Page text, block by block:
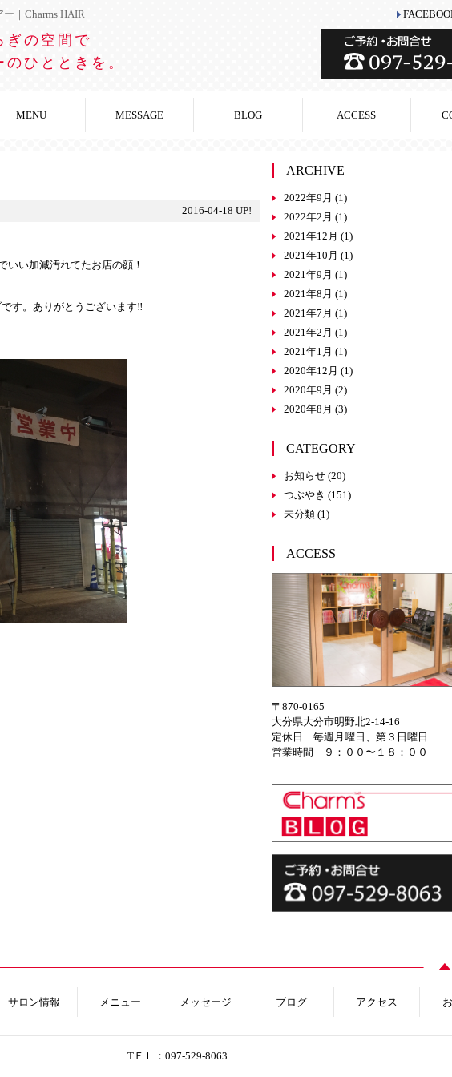
ー｜Charms HAIR
ぎの空間で
ひとときを。
MENU MESSAGE BLOG ACCESS
2016-04-18 UP!
いい加減汚れてたお店の顔！
す。ありがとうございます‼︎
ARCHIVE
2022年9月 (1)
2022年2月 (1)
2021年12月 (1)
2021年10月 (1)
2021年9月 (1)
2021年8月 (1)
2021年7月 (1)
2021年2月 (1)
2021年1月 (1)
2020年12月 (1)
2020年9月 (2)
2020年8月 (3)
CATEGORY
お知らせ (20)
つぶやき (151)
未分類 (1)
ACCESS
〒870-0165
大分県大分市明野北2-14-16
定休日 毎週月曜日、第３日曜日
営業時間 ９：００〜１８：００
サロン情報 メニュー メッセージ ブログ アクセス
TＥＬ：097-529-8063